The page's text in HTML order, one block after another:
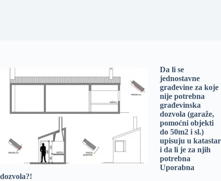
Da li se
jednostavne
građevine za koje
nije potrebna
građevinska
dozvola (garaže,
pomoćni objekti
do 50m2 i sl.)
upisuju u katastar
i da li je za njih
potrebna
Uporabna
dozvola?!